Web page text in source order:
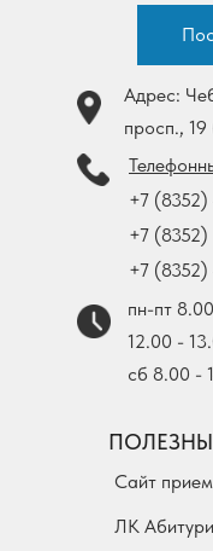
Сайт
ЛК
пн-пт
12.00 -
cб 8.00 -
Адрес:
просп.,
+7
+7
+7 (8352)